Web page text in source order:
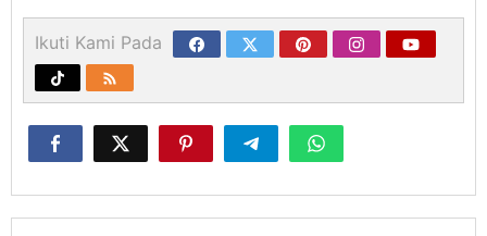
Ikuti Kami Pada